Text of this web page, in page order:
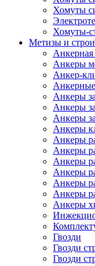
Хомуты
Хомуты-
Метизы и
Анкерная
Анкеры
Анкер-
Анкеры
Анкеры
Анкеры
Анкеры
Анкеры
Анкеры
Анкеры
Анкеры
Анкеры
Анкеры
Анкеры
Гвозди
Гвозди
Гвозди